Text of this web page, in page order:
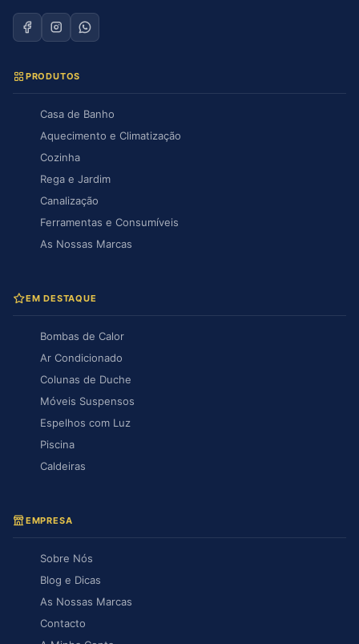
PRODUTOS
Casa de Banho
Aquecimento e Climatização
Cozinha
Rega e Jardim
Canalização
Ferramentas e Consumíveis
As Nossas Marcas
EM DESTAQUE
Bombas de Calor
Ar Condicionado
Colunas de Duche
Móveis Suspensos
Espelhos com Luz
Piscina
Caldeiras
EMPRESA
Sobre Nós
Blog e Dicas
As Nossas Marcas
Contacto